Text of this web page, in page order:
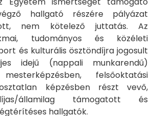
hallgató részére pályázat
nem kötelező juttatás. Az
tudományos és közéleti
és kulturális ösztöndíjra jogosult
idejű (nappali munkarendű)
felsőoktatási
képzésben részt vevő,
államilag támogatott és
hallgatók.